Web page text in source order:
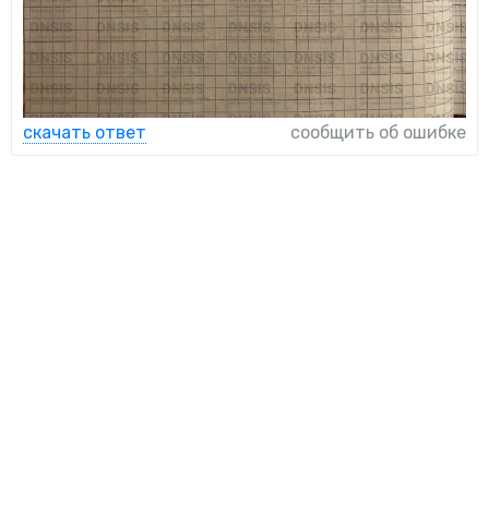
скачать ответ сообщить об ошибке